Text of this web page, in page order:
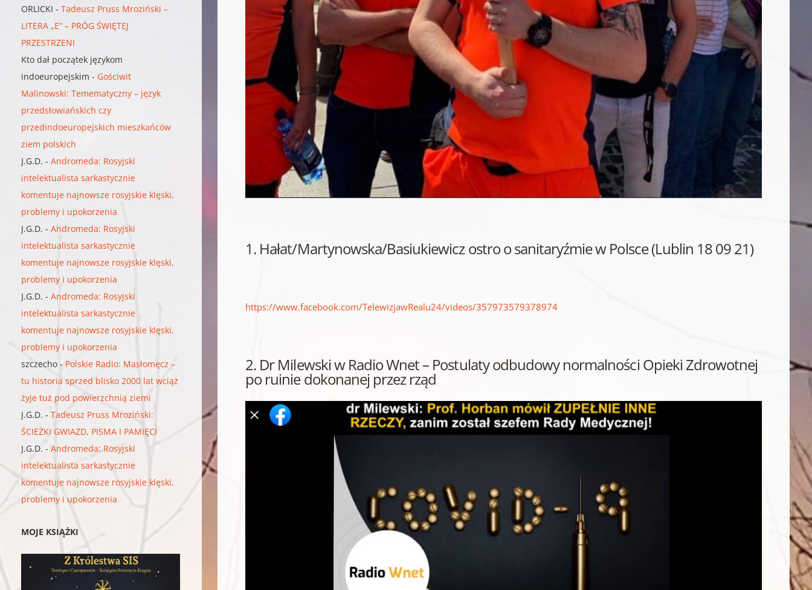
1. Hałat/Martynowska/Basiukiewicz ostro o sanitaryźmie w Polsce (Lublin 18 09 21)
https://www.facebook.com/TelewizjawRealu24/videos/357973579378974
2. Dr Milewski w Radio Wnet – Postulaty odbudowy normalności Opieki Zdrowotnej
po ruinie dokonanej przez rząd
ORLICKI -Tadeusz Pruss Mroziński –
LITERA „E” – PRÓG ŚWIĘTEJ
PRZESTRZENI
Kto dał początek językom
indoeuropejskim - Gościwit
Malinowski: Temematyczny – język
przedsłowiańskich czy
przedindoeuropejskich mieszkańców
ziem polskich
J.G.D. -Andromeda: Rosyjski
intelektualista sarkastycznie
komentuje najnowsze rosyjskie klęski,
problemy i upokorzenia
J.G.D. -Andromeda: Rosyjski
intelektualista sarkastycznie
komentuje najnowsze rosyjskie klęski,
problemy i upokorzenia
J.G.D. -Andromeda: Rosyjski
intelektualista sarkastycznie
komentuje najnowsze rosyjskie klęski,
problemy i upokorzenia
szczecho - Polskie Radio: Masłomęcz –
tu historia sprzed blisko 2000 lat wciąż
żyje tuż pod powierzchnią ziemi
J.G.D. -Tadeusz Pruss Mroziński:
ŚCIEŻKI GWIAZD, PISMA I PAMIĘCI
J.G.D. -Andromeda: Rosyjski
intelektualista sarkastycznie
komentuje najnowsze rosyjskie klęski,
problemy i upokorzenia
MOJE KSIĄŻKI